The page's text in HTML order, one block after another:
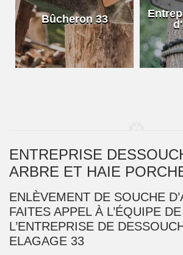
Bûcheron 33
ENTREPRISE
ARBRE ET HAIE
ENLÈVEMENT DE SOUCHE
FAITES APPEL À L’ÉQUIPE DE
L’ENTREPRISE DE
ELAGAGE 33